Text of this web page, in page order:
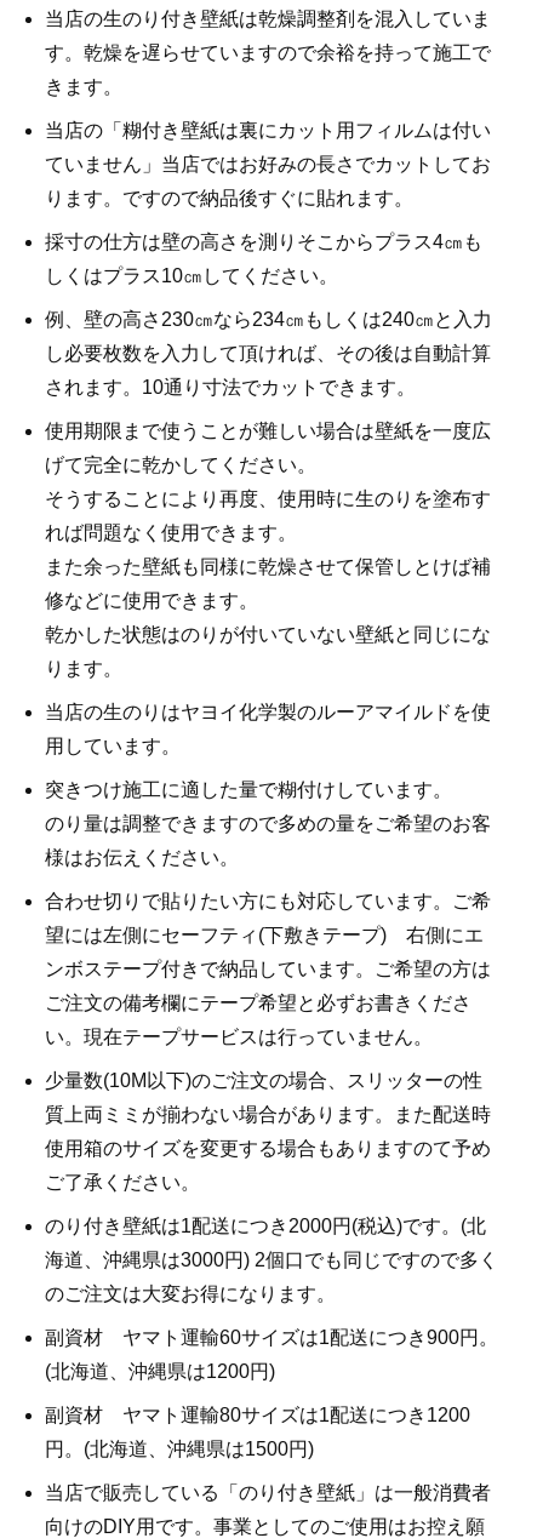
当店の生のり付き壁紙は乾燥調整剤を混入していま
す。乾燥を遅らせていますので余裕を持って施工で
きます。
当店の「糊付き壁紙は裏にカット用フィルムは付い
ていません」当店ではお好みの長さでカットしてお
ります。ですので納品後すぐに貼れます。
採寸の仕方は壁の高さを測りそこからプラス4㎝も
しくはプラス10㎝してください。
例、壁の高さ230㎝なら234㎝もしくは240㎝と入力
し必要枚数を入力して頂ければ、その後は自動計算
されます。10通り寸法でカットできます。
使用期限まで使うことが難しい場合は壁紙を一度広
げて完全に乾かしてください。
そうすることにより再度、使用時に生のりを塗布す
れば問題なく使用できます。
また余った壁紙も同様に乾燥させて保管しとけば補
修などに使用できます。
乾かした状態はのりが付いていない壁紙と同じにな
ります。
当店の生のりはヤヨイ化学製のルーアマイルドを使
用しています。
突きつけ施工に適した量で糊付けしています。
のり量は調整できますので多めの量をご希望のお客
様はお伝えください。
合わせ切りで貼りたい方にも対応しています。ご希
望には左側にセーフティ(下敷きテープ) 右側にエ
ンボステープ付きで納品しています。ご希望の方は
ご注文の備考欄にテープ希望と必ずお書きくださ
い。現在テープサービスは行っていません。
少量数(10M以下)のご注文の場合、スリッターの性
質上両ミミが揃わない場合があります。また配送時
使用箱のサイズを変更する場合もありますのて予め
ご了承ください。
のり付き壁紙は1配送につき2000円(税込)です。(北
海道、沖縄県は3000円) 2個口でも同じですので多く
のご注文は大変お得になります。
副資材 ヤマト運輸60サイズは1配送につき900円。
(北海道、沖縄県は1200円)
副資材 ヤマト運輸80サイズは1配送につき1200
円。(北海道、沖縄県は1500円)
当店で販売している「のり付き壁紙」は一般消費者
向けのDIY用です。事業としてのご使用はお控え願